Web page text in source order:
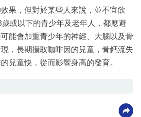
果，但對於某些人來說，並不宜飲
或以下的青少年及老年人，都應避
能會加重青少年的神經、大腦以及骨
，長期攝取咖啡因的兒童，骨鈣流失
兒童快，從而影響身高的發育。